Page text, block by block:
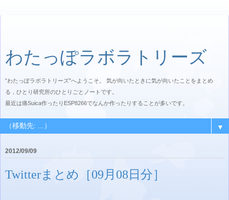
わたっぽラボラトリーズ
”わたっぽラボラトリーズ”へようこそ。 気が向いたときに気が向いたことをまとめ
る，ひとり研究所のひとりごとノートです。
最近は痛Suica作ったりESP8266でなんか作ったりすることが多いです。
▼
2012/09/09
Twitterまとめ［09月08日分］